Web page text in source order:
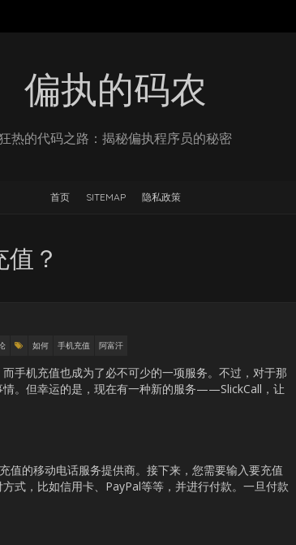
偏执的码农
热的代码之路：揭秘偏执程序员的秘密
首页 SITEMAP 隐私政策
？
如何 手机充值 阿富汗
手机充值也成为了必不可少的一项服务。不过，对于那
。但幸运的是，现在有一种新的服务——SlickCall，让
值的移动电话服务提供商。接下来，您需要输入要充值
式，比如信用卡、PayPal等等，并进行付款。一旦付款